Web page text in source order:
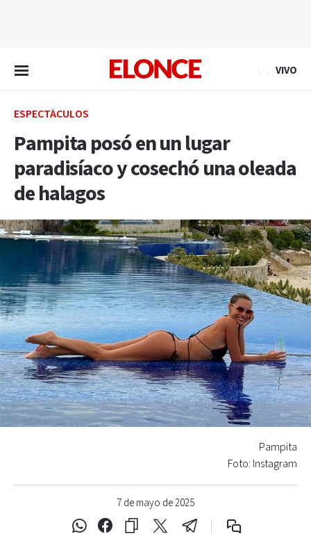
VIVO
ESPECTÁCULOS
Pampita posó en un lugar
paradisíaco y cosechó una oleada
de halagos
7 de mayo de 2025
Pampita
Foto: Instagram